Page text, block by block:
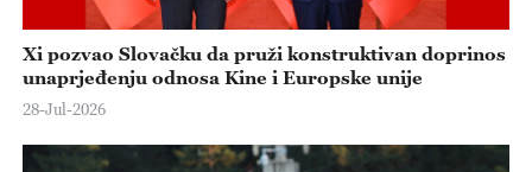
Xi pozvao Slovačku da pruži konstruktivan doprinos
unaprjeđenju odnosa Kine i Europske unije
28-Jul-2026